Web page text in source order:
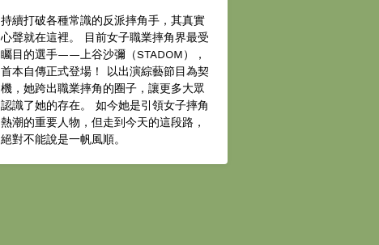
持續打破各種常識的反派摔角手，其真實
心聲就在這裡。 目前女子職業摔角界最受
矚目的選手——上谷沙彌（STADOM），
首本自傳正式登場！ 以出演綜藝節目為契
機，她跨出職業摔角的圈子，讓更多大眾
認識了她的存在。 如今她是引領女子摔角
熱潮的重要人物，但走到今天的這段路，
絕對不能說是一帆風順。